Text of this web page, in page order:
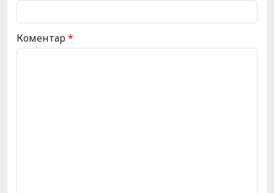
Коментар*